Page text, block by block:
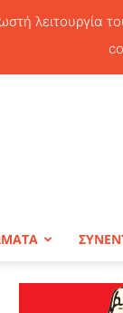
λειτουργία